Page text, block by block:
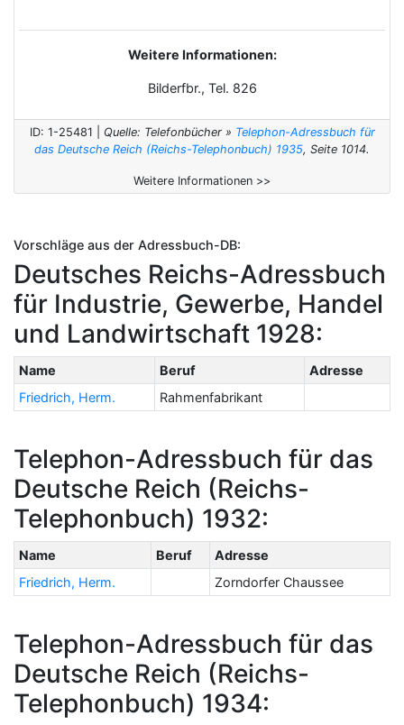
Weitere Informationen:
Bilderfbr., Tel. 826
ID: 1-25481 | Quelle: Telefonbücher » Telephon-Adressbuch für
das Deutsche Reich (Reichs-Telephonbuch) 1935, Seite 1014.
Weitere Informationen >>
Vorschläge aus der Adressbuch-DB:
Deutsches Reichs-Adressbuch
für Industrie, Gewerbe, Handel
und Landwirtschaft 1928:
Name Beruf
Adresse
Friedrich, Herm.
Rahmenfabrikant
Telephon-Adressbuch für das
Deutsche Reich (Reichs-
Telephonbuch) 1932:
Name Beruf
Adresse
Friedrich, Herm.
Zorndorfer Chaussee
Telephon-Adressbuch für das
Deutsche Reich (Reichs-
Telephonbuch) 1934: